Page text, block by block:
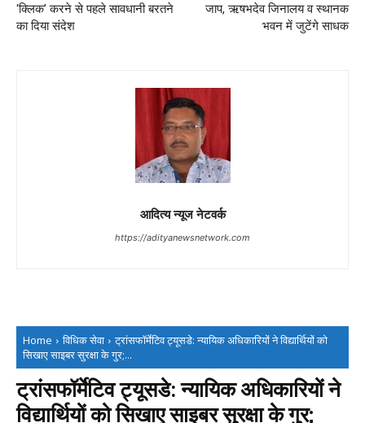
‘क्लिक’ करने से पहले सावधानी बरतने
का दिया संदेश
जाप, ऋषभदेव जिनालय व स्थानक
भवन में जुटेंगे साधक
आदित्य न्यूज नेटवर्क
https://adityanewsnetwork.com